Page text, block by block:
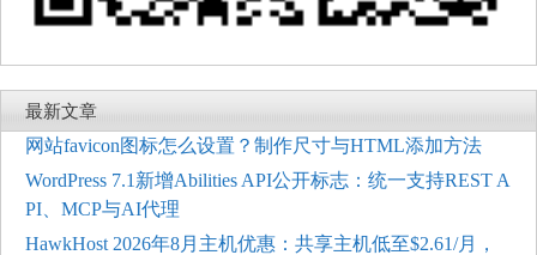
最新文章
网站favicon图标怎么设置？制作尺寸与HTML添加方法
WordPress 7.1新增Abilities API公开标志：统一支持REST A
PI、MCP与AI代理
HawkHost 2026年8月主机优惠：共享主机低至$2.61/月，